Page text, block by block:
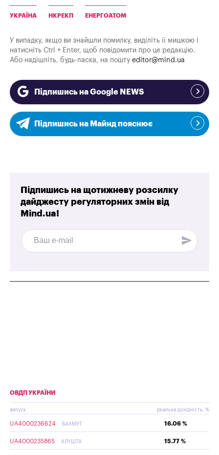
УКРАЇНА НКРЕКП ЕНЕРГОАТОМ
У випадку, якщо ви знайшли помилку, виділіть її мишкою і
натисніть Ctrl + Enter, щоб повідомити про це редакцію.
Або надішліть, будь-ласка, на пошту editor@mind.ua
Підпишись на Google NEWS
Підпишись на Майнд пояснює
Підпишись на щотижневу розсилку
дайджесту регуляторних змін від
Mind.ua!
ОВДП УКРАЇНИ
випуск реальна дохідність, %
UA4000236624 БАХМУТ 16.06 %
UA4000235865 АЛУШТА 15.77 %